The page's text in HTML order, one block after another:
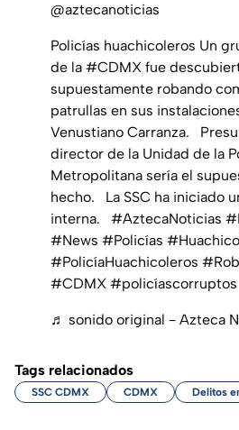
@aztecanoticias
Policías huachicoleros Un
de la #CDMX fue
supuestamente robando
patrullas en sus
Venustiano Carranza.
director de la Unidad de la
Metropolitana sería el
hecho. ⁣ ⁣ La SSC ha iniciado
interna. ⁣ ⁣ #AztecaNoticias
#News #Policías
#PolicíaHuachicoleros
#CDMX #policíascorruptos
♬ sonido original - Azteca
Tags relacionados
SSC CDMX CDMX Delitos